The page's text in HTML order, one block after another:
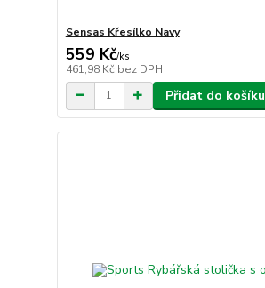
Sensas Křesílko Navy
559 Kč/ks
461,98 Kč bez DPH
Přidat do košíku